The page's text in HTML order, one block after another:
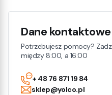
Dane kontaktowe
Potrzebujesz pomocy?
między 8:00, a 16:00
+ 48 76 871 19 84
sklep@yolco.pl